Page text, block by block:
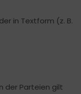
in Textform (z. B.
der Parteien gilt